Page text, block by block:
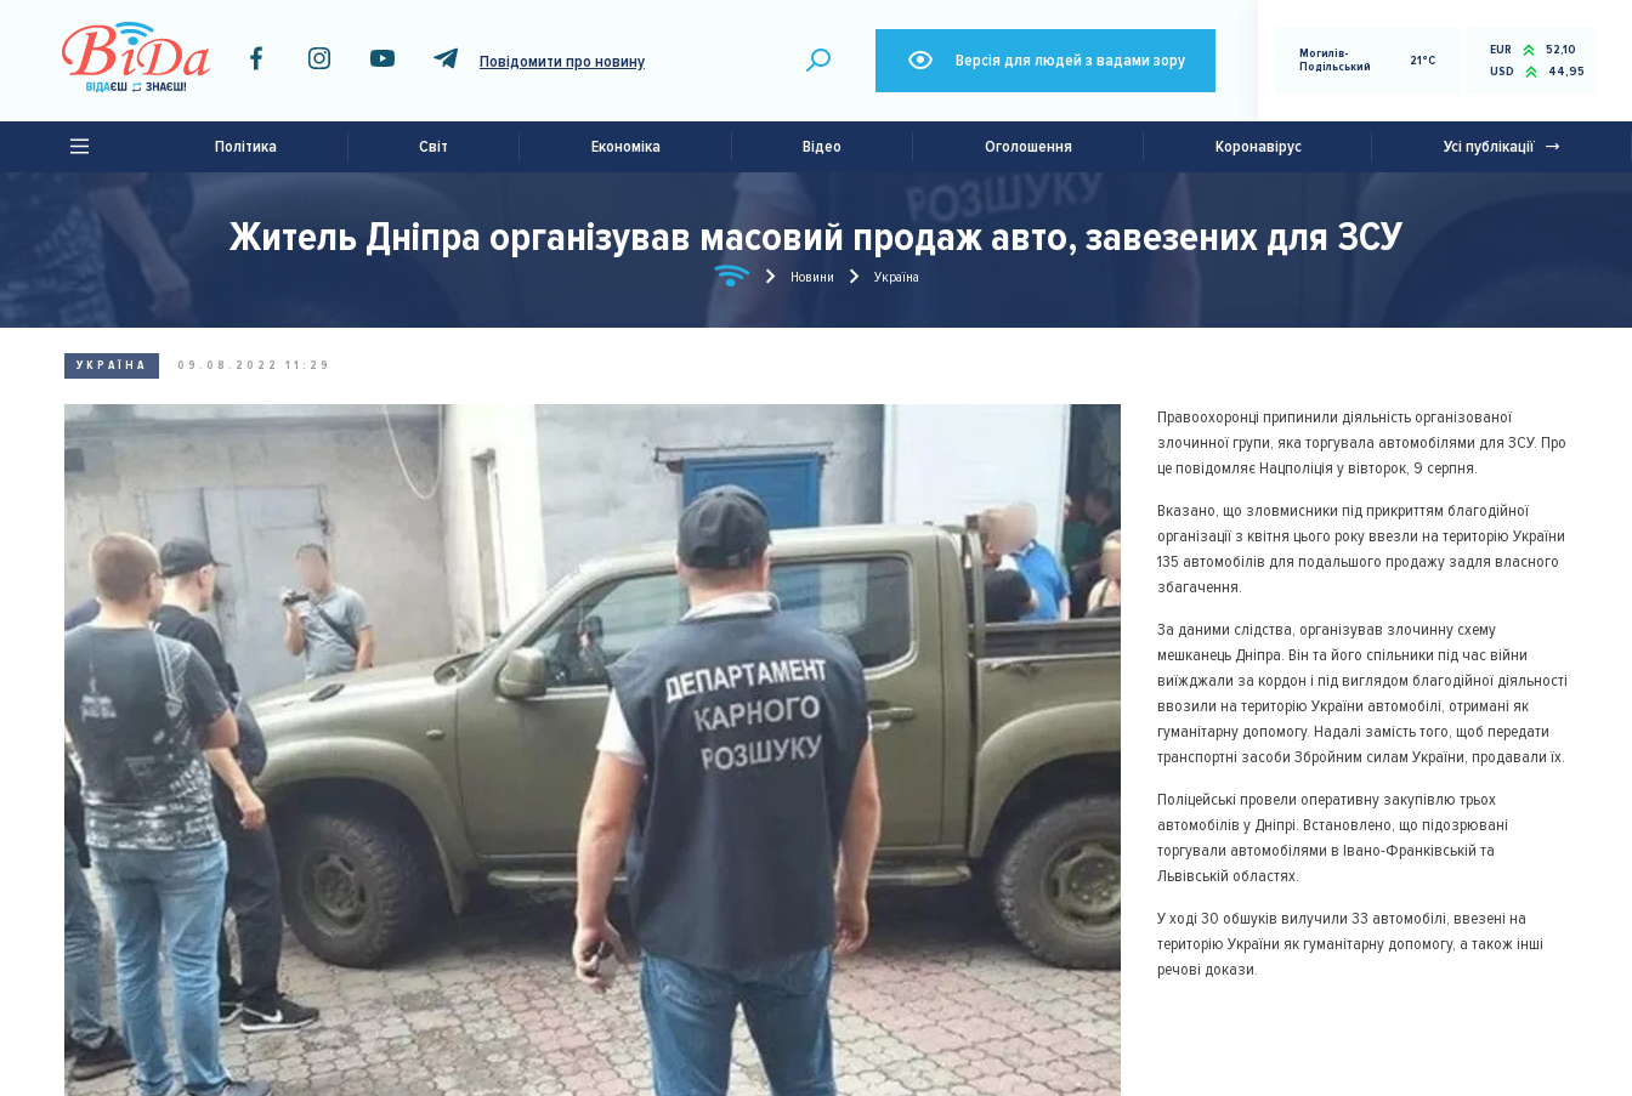
Повідомити про новину Версія для людей з вадами зору
Могилів-
Подільський
21°C
EUR
52,10
USD
44,95
Політика Світ Економіка Відео Оголошення Коронавірус Усі публікації
Житель Дніпра організував масовий продаж авто, завезених для ЗСУ
Новини Україна
УКРАЇНА 09.08.2022 11:29
Правоохоронці припинили діяльність організованої
злочинної групи, яка торгувала автомобілями для ЗСУ. Про
це повідомляє Нацполіція у вівторок, 9 серпня.
Вказано, що зловмисники під прикриттям благодійної
організації з квітня цього року ввезли на територію України
135 автомобілів для подальшого продажу задля власного
збагачення.
За даними слідства, організував злочинну схему
мешканець Дніпра. Він та його спільники під час війни
виїжджали за кордон і під виглядом благодійної діяльності
ввозили на територію України автомобілі, отримані як
гуманітарну допомогу. Надалі замість того, щоб передати
транспортні засоби Збройним силам України, продавали їх.
Поліцейські провели оперативну закупівлю трьох
автомобілів у Дніпрі. Встановлено, що підозрювані
торгували автомобілями в Івано-Франківській та
Львівській областях.
У ході 30 обшуків вилучили 33 автомобілі, ввезені на
територію України як гуманітарну допомогу, а також інші
речові докази.